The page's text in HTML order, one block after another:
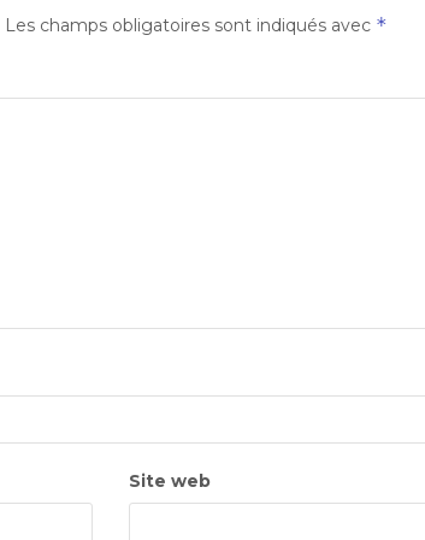
Les champs obligatoires sont indiqués avec *
Site web